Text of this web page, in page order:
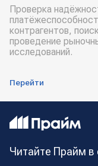
Проверка
контрагентов,
проведение
исследований.
Перейти
Читайте Прайм в